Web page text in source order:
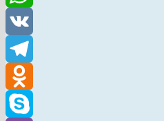
WhatsApp
VK
Telegram
Odnoklassniki